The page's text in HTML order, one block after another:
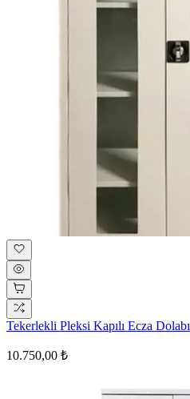
Tekerlekli Pleksi Kapılı Ecza Dolabı
10.750,00 ₺